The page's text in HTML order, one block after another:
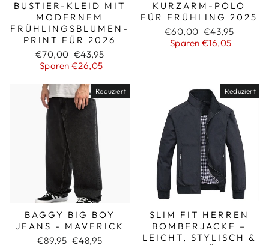
BUSTIER-KLEID MIT
MODERNEM
FRÜHLINGSBLUMEN-
PRINT FÜR 2026
Normaler
Preis
€70,00 Sonderpreis
€43,95
Sparen €26,05
KURZARM-POLO
FÜR FRÜHLING 2025
Normaler
Preis
€60,00 Sonderpreis
€43,95
Sparen €16,05
Reduziert
BAGGY BIG BOY
JEANS - MAVERICK
Normaler
€89,95 Sonderpreis
€48,95
Reduziert
SLIM FIT HERREN
BOMBERJACKE –
LEICHT, STYLISCH &